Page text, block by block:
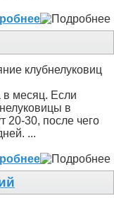
клубнелуковиц
в месяц. Если
в
20-30, после чего
...